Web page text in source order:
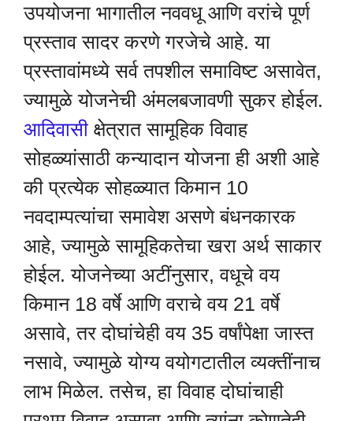
उपयोजना भागातील नववधू आणि वरांचे पूर्ण
प्रस्ताव सादर करणे गरजेचे आहे. या
प्रस्तावांमध्ये सर्व तपशील समाविष्ट असावेत,
ज्यामुळे योजनेची अंमलबजावणी सुकर होईल.
आदिवासी क्षेत्रात सामूहिक विवाह
सोहळ्यांसाठी कन्यादान योजना ही अशी आहे
की प्रत्येक सोहळ्यात किमान 10
नवदाम्पत्यांचा समावेश असणे बंधनकारक
आहे, ज्यामुळे सामूहिकतेचा खरा अर्थ साकार
होईल. योजनेच्या अटींनुसार, वधूचे वय
किमान 18 वर्षे आणि वराचे वय 21 वर्षे
असावे, तर दोघांचेही वय 35 वर्षांपेक्षा जास्त
नसावे, ज्यामुळे योग्य वयोगटातील व्यक्तींनाच
लाभ मिळेल. तसेच, हा विवाह दोघांचाही